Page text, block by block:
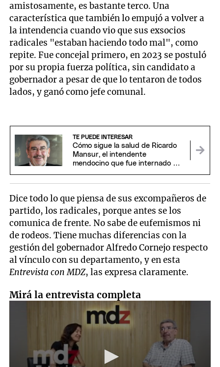
amistosamente, es bastante terco. Una
característica que también lo empujó a volver a
la intendencia cuando vio que sus exsocios
radicales "estaban haciendo todo mal", como
repite. Fue concejal primero, en 2023 se postuló
por su propia fuerza política, sin candidato a
gobernador a pesar de que lo tentaron de todos
lados, y ganó como jefe comunal.
TE PUEDE INTERESAR
Cómo sigue la salud de Ricardo
Mansur, el intendente
mendocino que fue internado en
Dice todo lo que piensa de sus excompañeros de
partido, los radicales, porque antes se los
comunica de frente. No sabe de eufemismos ni
de rodeos. Tiene muchas diferencias con la
gestión del gobernador Alfredo Cornejo respecto
al vínculo con su departamento, y en esta
Entrevista con MDZ, las expresa claramente.
Mirá la entrevista completa